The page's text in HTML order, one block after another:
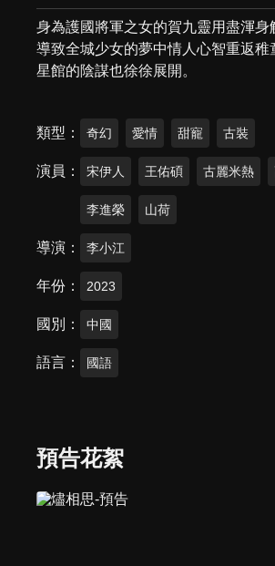
身為護國將軍之女的賀九靈用盡渾
導致全城少女的夢中情人心智重返
星館的陰謀也徐徐展開。
類型 奇幻 愛情 甜寵 古裝
演員 宋伊人 王佑碩 古麗米熱
李進榮 山荷
導演 李小江
年份 2023
國別 中國
語言 國語
預告花絮